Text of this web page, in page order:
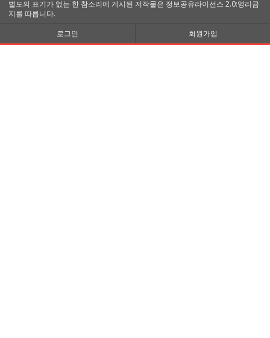
별도의 표기가 없는 한 참소리에 게시된 저작물은 정보공유라이선스 2.0:영리금
지를 따릅니다.
로그인
회원가입